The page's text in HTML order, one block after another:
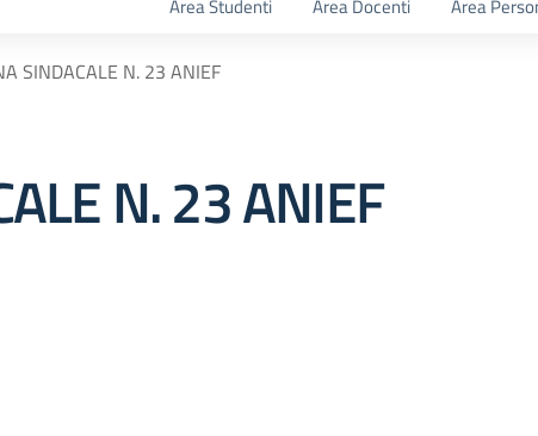
Area Studenti Area Docenti Area
SINDACALE N. 23 ANIEF
N. 23 ANIEF